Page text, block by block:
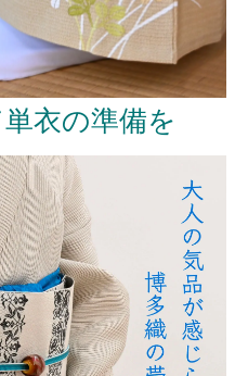
衣の準備を